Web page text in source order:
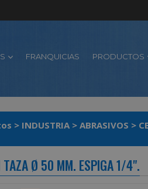
FRANQUICIAS PRODUCTOS
> INDUSTRIA > ABRASIVOS >
TAZA Ø 50 MM. ESPIGA 1/4".